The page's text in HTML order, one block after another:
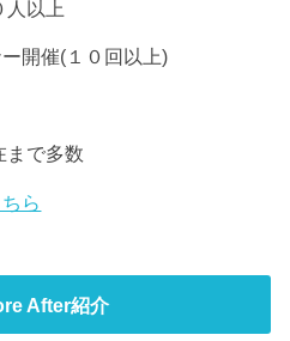
以上
開催(１０回以上)
まで多数
ら
After紹介